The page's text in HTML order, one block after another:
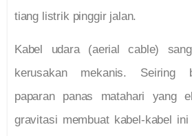
tiang listrik pinggir jalan.
Kabel udara (aerial cable)
kerusakan mekanis. Seiring
paparan panas matahari yang
gravitasi membuat kabel-kabel